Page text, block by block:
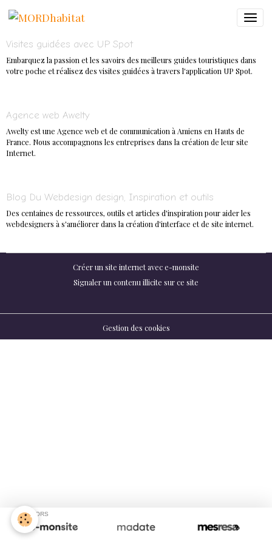
Visites guidées avec UP Spot
Embarquez la passion et les savoirs des meilleurs guides touristiques dans
votre poche et réalisez des visites guidées à travers l'application UP Spot.
Agence web Awelty
Awelty est une Agence web et de communication à Amiens en Hauts de
France. Nous accompagnons les entreprises dans la création de leur site
Internet.
Blog Du Webdesign design, Inspiration et outils
Des centaines de ressources, outils et articles d'inspiration pour aider les
webdesigners à s'améliorer dans la création d'interface et de site internet.
Créer un site internet avec e-monsite
Signaler un contenu illicite sur ce site
Gestion des cookies
SPONSORS